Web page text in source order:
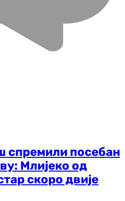
спремили посебан
Млијеко од
скоро двије